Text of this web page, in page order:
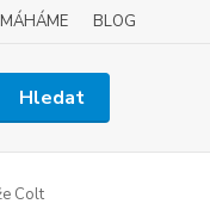
BLOG
Hledat
Colt